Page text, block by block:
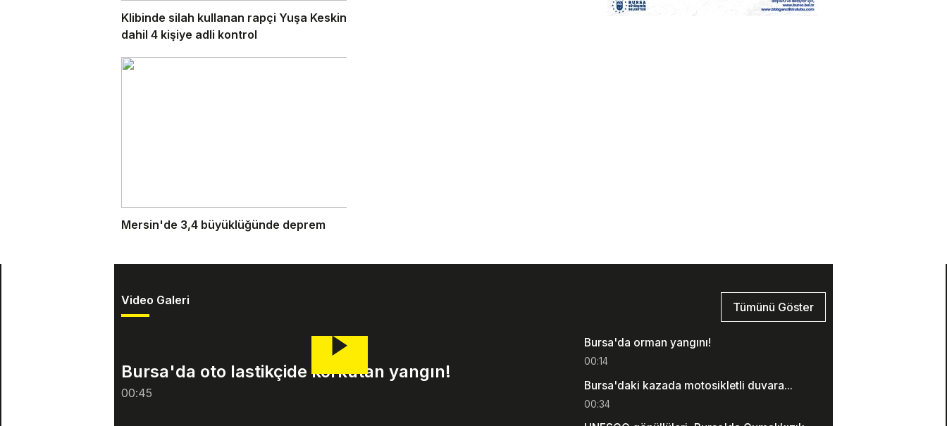
Klibinde silah kullanan rapçi Yuşa Keskin
dahil 4 kişiye adli kontrol
Mersin'de 3,4 büyüklüğünde deprem
Video Galeri Tümünü Göster
Bursa'da oto lastikçide korkutan yangın!
00:45
Bursa'da orman yangını!
00:14
Bursa'daki kazada motosikletli duvara...
00:34